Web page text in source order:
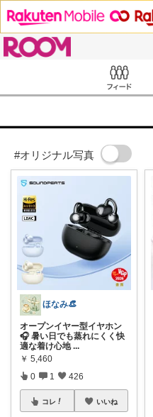
#オリジナル写真
ほなみ👒
オープンイヤー型イヤホン
🎧 暑い日でも蒸れにくく快
適な着け心地 ...
￥ 5,460
0 1 426
コレ いいね